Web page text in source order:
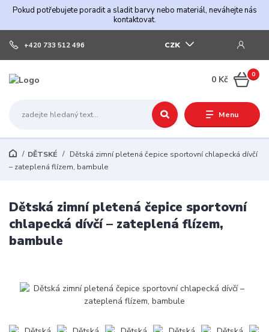
Pokud potřebujete poradit a sladit barvy nebo materiál, neváhejte nás
kontaktovat.
Menu
CZK
+420 733 512 496
0
0 Kč
DĚTSKÉ
Dětská zimní pletená čepice sportovní chlapecká dívčí
– zateplená flízem, bambule
Dětská zimní pletená čepice sportovní
chlapecká dívčí – zateplená flízem,
bambule